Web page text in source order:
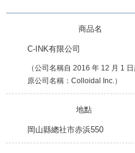
​ 商品名
C-INK有限公司
（公司名稱自 2016 年 12 月 1 日
原公司名稱：Colloidal Inc.）
地點
岡山縣總社市赤浜550